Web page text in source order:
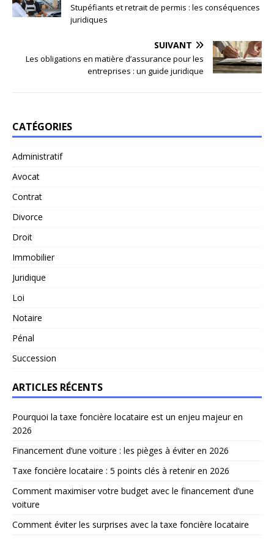
Stupéfiants et retrait de permis : les conséquences
juridiques
SUIVANT
Les obligations en matière d’assurance pour les
entreprises : un guide juridique
CATÉGORIES
Administratif
Avocat
Contrat
Divorce
Droit
Immobilier
Juridique
Loi
Notaire
Pénal
Succession
ARTICLES RÉCENTS
Pourquoi la taxe foncière locataire est un enjeu majeur en
2026
Financement d’une voiture : les pièges à éviter en 2026
Taxe foncière locataire : 5 points clés à retenir en 2026
Comment maximiser votre budget avec le financement d’une
voiture
Comment éviter les surprises avec la taxe foncière locataire